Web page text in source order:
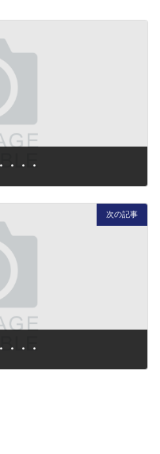
・・・
次の記事
・・・